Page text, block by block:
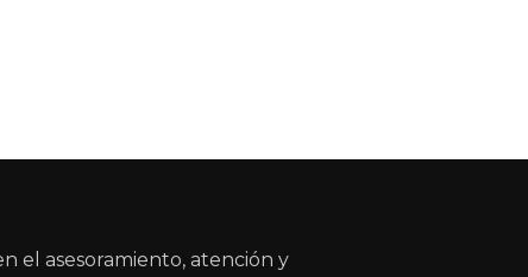
el asesoramiento, atención y